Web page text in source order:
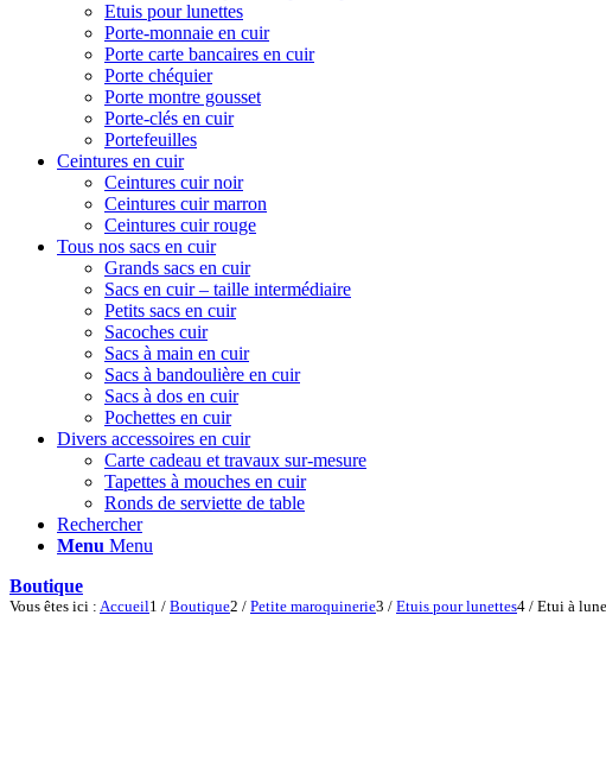
Etuis pour lunettes
Porte-monnaie en cuir
Porte carte bancaires en cuir
Porte chéquier
Porte montre gousset
Porte-clés en cuir
Portefeuilles
Ceintures en cuir
Ceintures cuir noir
Ceintures cuir marron
Ceintures cuir rouge
Tous nos sacs en cuir
Grands sacs en cuir
Sacs en cuir – taille intermédiaire
Petits sacs en cuir
Sacoches cuir
Sacs à main en cuir
Sacs à bandoulière en cuir
Sacs à dos en cuir
Pochettes en cuir
Divers accessoires en cuir
Carte cadeau et travaux sur-mesure
Tapettes à mouches en cuir
Ronds de serviette de table
Rechercher
Menu Menu
Boutique
Vous êtes ici : Accueil1 / Boutique2 / Petite maroquinerie3 / Etuis pour lunettes4 / Etui à